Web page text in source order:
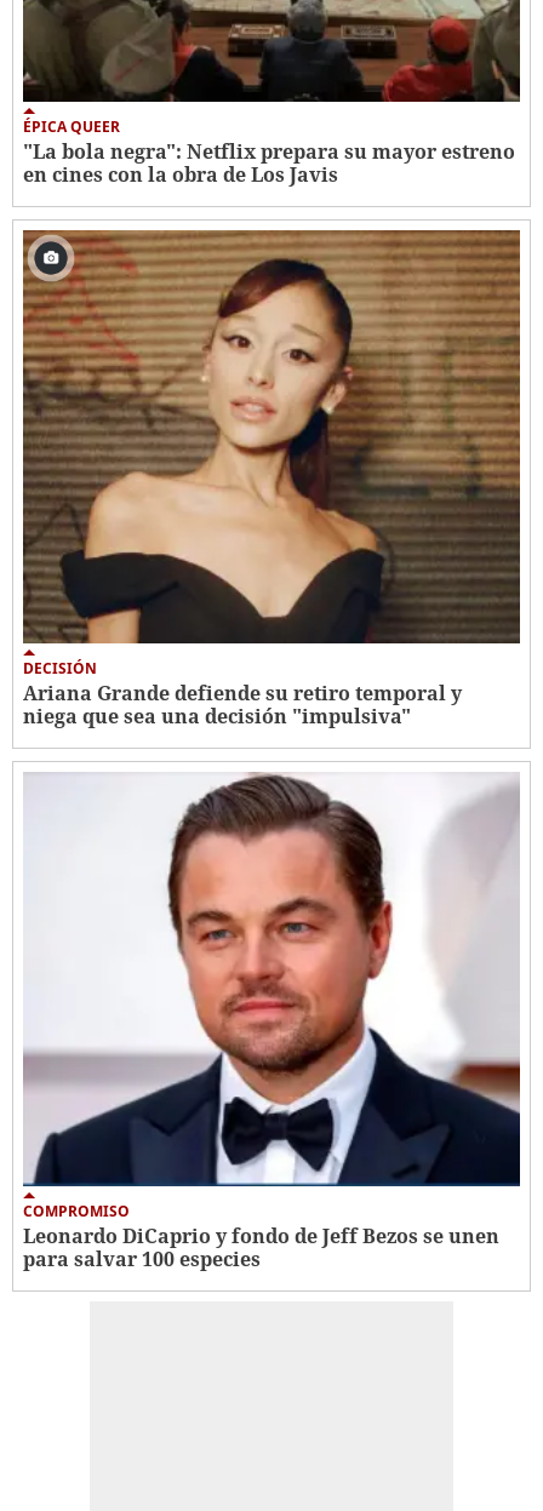
ÉPICA QUEER
"La bola negra": Netflix prepara su mayor estreno
en cines con la obra de Los Javis
DECISIÓN
Ariana Grande defiende su retiro temporal y
niega que sea una decisión "impulsiva"
COMPROMISO
Leonardo DiCaprio y fondo de Jeff Bezos se unen
para salvar 100 especies